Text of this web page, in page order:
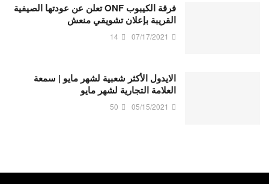
فرقة الكيبوب ONF تعلن عن عودتها الصيفية
القريبة بإعلان تشويقي منعش
07/17/2021
14
الايدول الأكثر شعبية لشهر مايو | سمعة
العلامة التجارية لشهر مايو
05/15/2021
50